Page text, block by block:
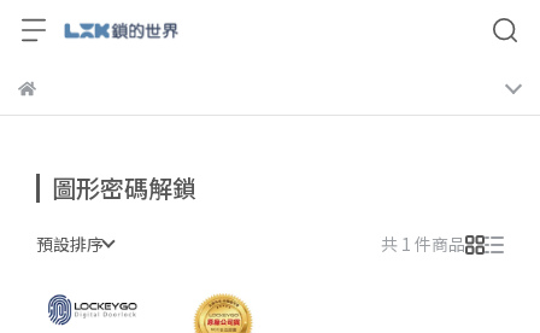
圖形密碼解鎖
預設排序 共 1 件商品